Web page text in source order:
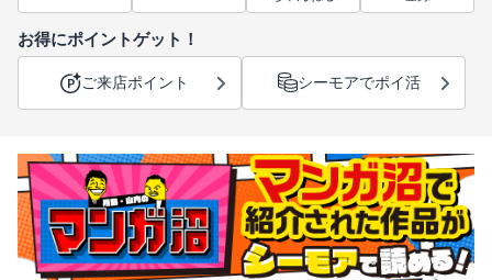
お得にポイントゲット！
ご来店ポイント シーモアでポイ活